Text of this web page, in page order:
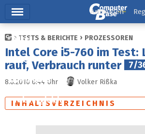
Ticker
Tests
Downloads
Preisvergleich
Anmelden
TESTS & BERICHTE PROZESSOREN
Intel Core i5-760 im Test:
rauf, Verbrauch runter
7/
8.8.2010 6:44 Uhr Volker Rißka
INHALTSVERZEICHNIS